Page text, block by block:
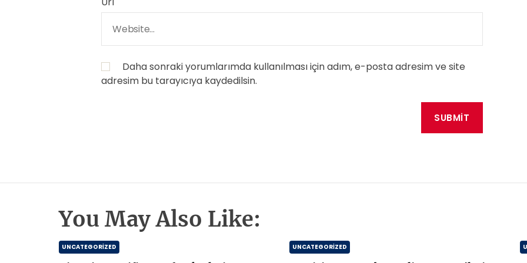
Daha sonraki yorumlarımda kullanılması için adım, e-posta adresim ve site
adresim bu tarayıcıya kaydedilsin.
You May Also Like:
UNCATEGORIZED UNCATEGORIZED